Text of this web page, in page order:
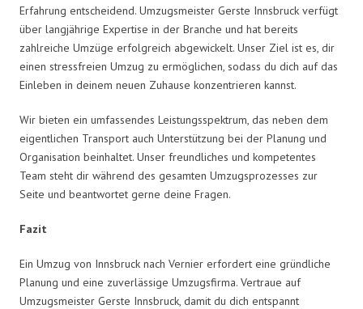
Erfahrung entscheidend. Umzugsmeister Gerste Innsbruck verfügt
über langjährige Expertise in der Branche und hat bereits
zahlreiche Umzüge erfolgreich abgewickelt. Unser Ziel ist es, dir
einen stressfreien Umzug zu ermöglichen, sodass du dich auf das
Einleben in deinem neuen Zuhause konzentrieren kannst.
Wir bieten ein umfassendes Leistungsspektrum, das neben dem
eigentlichen Transport auch Unterstützung bei der Planung und
Organisation beinhaltet. Unser freundliches und kompetentes
Team steht dir während des gesamten Umzugsprozesses zur
Seite und beantwortet gerne deine Fragen.
Fazit
Ein Umzug von Innsbruck nach Vernier erfordert eine gründliche
Planung und eine zuverlässige Umzugsfirma. Vertraue auf
Umzugsmeister Gerste Innsbruck, damit du dich entspannt